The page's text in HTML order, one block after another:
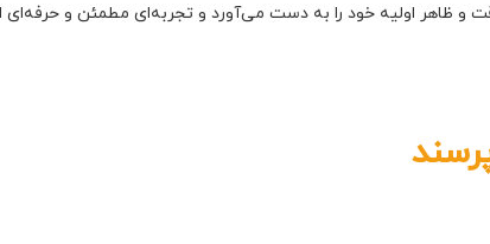
و ظاهر اولیه خود را به دست می‌آورد و تجربه‌ای مطمئن و